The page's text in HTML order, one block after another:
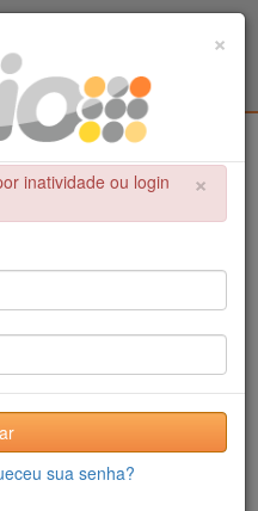
×
OPERAÇÃO
ou login não
×
×
inatividade ou login
sua senha?